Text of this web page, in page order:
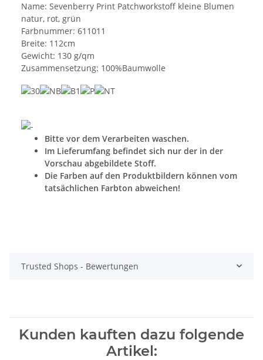
Name: Sevenberry Print Patchworkstoff kleine Blumen
natur, rot, grün
Farbnummer: 611011
Breite: 112cm
Gewicht: 130 g/qm
Zusammensetzung: 100%Baumwolle
Bitte vor dem Verarbeiten waschen.
Im Lieferumfang befindet sich nur der in der
Vorschau abgebildete Stoff.
Die Farben auf den Produktbildern können vom
tatsächlichen Farbton abweichen!
Trusted Shops - Bewertungen
Kunden kauften dazu folgende
Artikel: